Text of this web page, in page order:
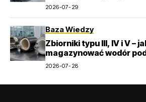
2026-07-29
Baza Wiedzy
Zbiorniki typu III, IV i V –
magazynować wodór
ciśnieniem?
2026-07-28